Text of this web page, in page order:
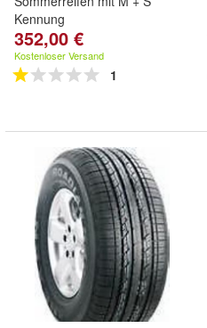
Kennung
352,00 €
Kostenloser Versand
1